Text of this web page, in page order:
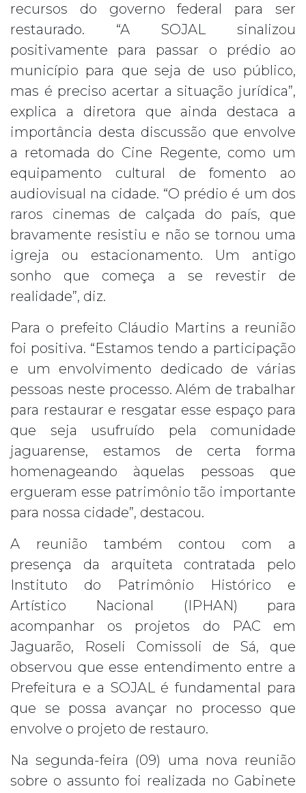
recursos do governo federal para ser
restaurado. “A SOJAL sinalizou
positivamente para passar o prédio ao
município para que seja de uso público,
mas é preciso acertar a situação jurídica”,
explica a diretora que ainda destaca a
importância desta discussão que envolve
a retomada do Cine Regente, como um
equipamento cultural de fomento ao
audiovisual na cidade. “O prédio é um dos
raros cinemas de calçada do país, que
bravamente resistiu e não se tornou uma
igreja ou estacionamento. Um antigo
sonho que começa a se revestir de
realidade”, diz.
Para o prefeito Cláudio Martins a reunião
foi positiva. “Estamos tendo a participação
e um envolvimento dedicado de várias
pessoas neste processo. Além de trabalhar
para restaurar e resgatar esse espaço para
que seja usufruído pela comunidade
jaguarense, estamos de certa forma
homenageando àquelas pessoas que
ergueram esse patrimônio tão importante
para nossa cidade”, destacou.
A reunião também contou com a
presença da arquiteta contratada pelo
Instituto do Patrimônio Histórico e
Artístico Nacional (IPHAN) para
acompanhar os projetos do PAC em
Jaguarão, Roseli Comissoli de Sá, que
observou que esse entendimento entre a
Prefeitura e a SOJAL é fundamental para
que se possa avançar no processo que
envolve o projeto de restauro.
Na segunda-feira (09) uma nova reunião
sobre o assunto foi realizada no Gabinete